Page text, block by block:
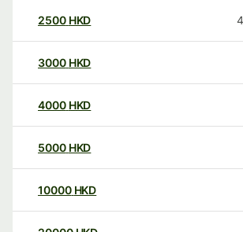
2500 HKD
3000 HKD
4000 HKD
5000 HKD
10000 HKD